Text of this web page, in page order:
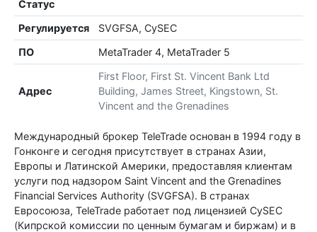
Статус
Регулируется
SVGFSA, CySEC
ПО
MetaTrader 4, MetaTrader 5
Адрес
First Floor, First St. Vincent Bank Ltd
Building, James Street, Kingstown, St.
Vincent and the Grenadines
Международный брокер TeleTrade основан в 1994 году в
Гонконге и сегодня присутствует в странах Азии,
Европы и Латинской Америки, предоставляя клиентам
услуги под надзором Saint Vincent and the Grenadines
Financial Services Authority (SVGFSA). В странах
Евросоюза, TeleTrade работает под лицензией CySEC
(Кипрской комиссии по ценным бумагам и биржам) и в